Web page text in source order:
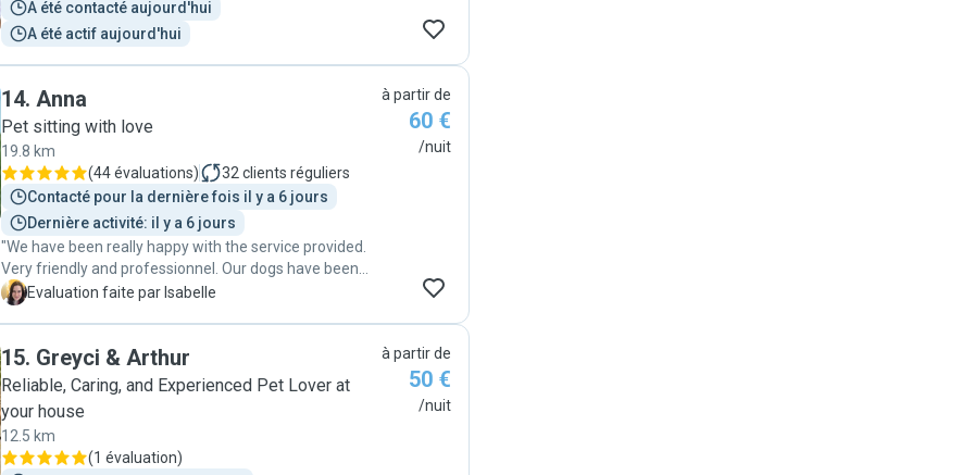
A été contacté aujourd'hui
A été actif aujourd'hui
14. Anna
Pet sitting with love
19.8 km
(44 évaluations) 32 clients réguliers
Contacté pour la dernière fois il y a 6 jours
Dernière activité: il y a 6 jours
"We have been really happy with the service provided.
Very friendly and professionnel. Our dogs have been
taken care of really good. They were in a very relaxed
I Evaluation faite par Isabelle
à partir de
60 €
/nuit
15. Greyci & Arthur
Reliable, Caring, and Experienced Pet Lover at
your house
12.5 km
(1 évaluation)
à partir de
50 €
/nuit